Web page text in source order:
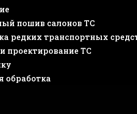
пошив салонов ТС
редких транспортных
проектирование ТС
обработка